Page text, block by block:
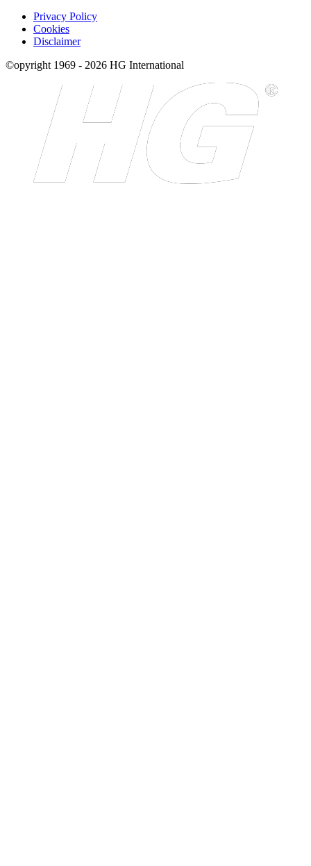
Privacy Policy
Cookies
Disclaimer
©opyright 1969 - 2026 HG International